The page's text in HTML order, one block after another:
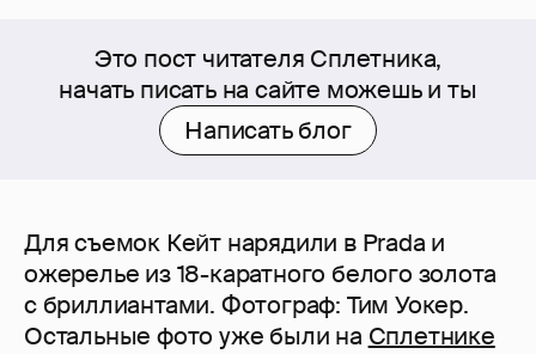
Это пост читателя Сплетника,
начать писать на сайте можешь и ты
Написать блог
Для съемок Кейт нарядили в Prada и
ожерелье из 18-каратного белого золота
с бриллиантами. Фотограф: Тим Уокер.
Остальные фото уже были на Сплетнике